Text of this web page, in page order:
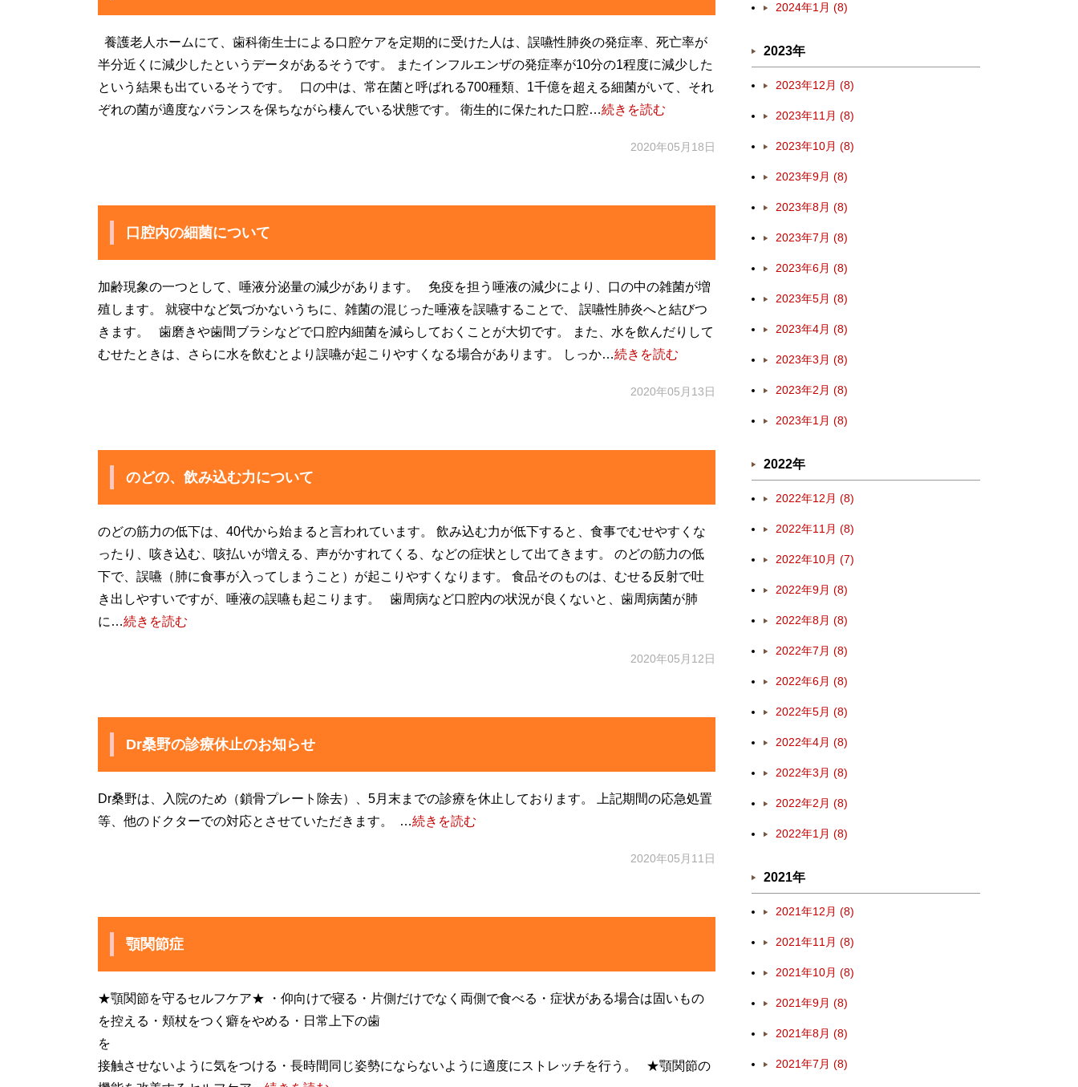
養護老人ホームにて、歯科衛生士による口腔ケアを定期的に受けた人は、誤嚥性肺炎の発症率、死亡率が
半分近くに減少したというデータがあるそうです。 またインフルエンザの発症率が10分の1程度に減少した
という結果も出ているそうです。 口の中は、常在菌と呼ばれる700種類、1千億を超える細菌がいて、それ
ぞれの菌が適度なバランスを保ちながら棲んでいる状態です。 衛生的に保たれた口腔…続きを読む
2020年05月18日
口腔内の細菌について
加齢現象の一つとして、唾液分泌量の減少があります。 免疫を担う唾液の減少により、口の中の雑菌が増
殖します。 就寝中など気づかないうちに、雑菌の混じった唾液を誤嚥することで、 誤嚥性肺炎へと結びつ
きます。 歯磨きや歯間ブラシなどで口腔内細菌を減らしておくことが大切です。 また、水を飲んだりして
むせたときは、さらに水を飲むとより誤嚥が起こりやすくなる場合があります。 しっか…続きを読む
2020年05月13日
のどの、飲み込む力について
のどの筋力の低下は、40代から始まると言われています。 飲み込む力が低下すると、食事でむせやすくな
ったり、咳き込む、咳払いが増える、声がかすれてくる、などの症状として出てきます。 のどの筋力の低
下で、誤嚥（肺に食事が入ってしまうこと）が起こりやすくなります。 食品そのものは、むせる反射で吐
き出しやすいですが、唾液の誤嚥も起こります。 歯周病など口腔内の状況が良くないと、歯周病菌が肺
に…続きを読む
2020年05月12日
Dr桑野の診療休止のお知らせ
Dr桑野は、入院のため（鎖骨プレート除去）、5月末までの診療を休止しております。 上記期間の応急処置
等、他のドクターでの対応とさせていただきます。 …続きを読む
2020年05月11日
顎関節症
★顎関節を守るセルフケア★ ・仰向けで寝る・片側だけでなく両側で食べる・症状がある場合は固いもの
を控える・頬杖をつく癖をやめる・日常上下の歯
を
接触させないように気をつける・長時間同じ姿勢にならないように適度にストレッチを行う。 ★顎関節の
2024年1月 (8)
2023年
2023年12月 (8)
2023年11月 (8)
2023年10月 (8)
2023年9月 (8)
2023年8月 (8)
2023年7月 (8)
2023年6月 (8)
2023年5月 (8)
2023年4月 (8)
2023年3月 (8)
2023年2月 (8)
2023年1月 (8)
2022年
2022年12月 (8)
2022年11月 (8)
2022年10月 (7)
2022年9月 (8)
2022年8月 (8)
2022年7月 (8)
2022年6月 (8)
2022年5月 (8)
2022年4月 (8)
2022年3月 (8)
2022年2月 (8)
2022年1月 (8)
2021年
2021年12月 (8)
2021年11月 (8)
2021年10月 (8)
2021年9月 (8)
2021年8月 (8)
2021年7月 (8)